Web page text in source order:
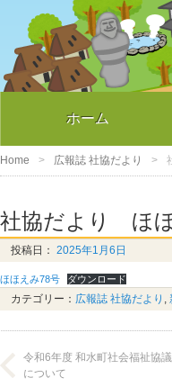
ホーム
Home 広報誌 社協だより
社協だより ほ
投稿日： 2025年1月6日
ほほえみ78号 ダウンロード
カテゴリー： 広報誌 社協だより ,
令和6年度 和水町社会福祉協
について